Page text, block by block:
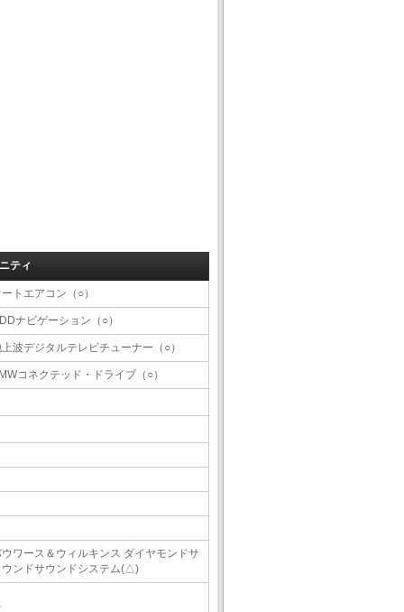
ティ
トエアコン（○）
ナビゲーション（○）
波デジタルテレビチューナー（○）
コネクテッド・ドライブ（○）
ワース＆ウィルキンス ダイヤモンドサ
ウンドサウンドシステム(△)